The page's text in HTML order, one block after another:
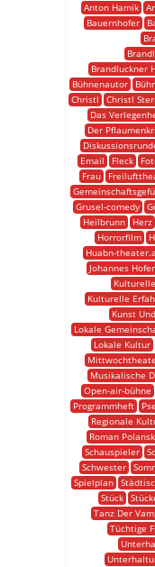
Anton Hamik
Bauernhofer
Brandluckner
Bühnenautor
Christl
Christl
Das
Der
Email
Fleck
Frau
Grusel-comedy
Heilbrunn
Herz
Horrorfilm
Huabn-
Johannes Hofer
Kulturelle
Kunst
Lokale
Lokale Kultur
Musikalische
Open-air-bühne
Programmheft
Regionale
Roman
Schauspieler
Schwester
Spielplan
Stück
Tanz Der
Tüchtige